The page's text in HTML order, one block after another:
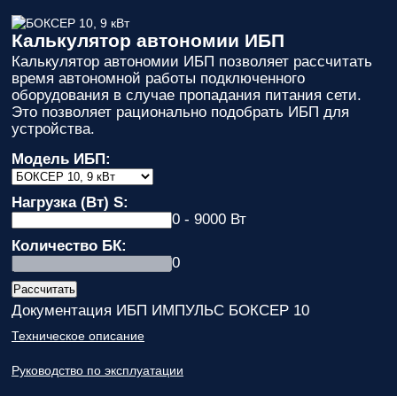
Калькулятор автономии ИБП
Калькулятор автономии ИБП позволяет рассчитать
время автономной работы подключенного
оборудования в случае пропадания питания сети.
Это позволяет рационально подобрать ИБП для
устройства.
Модель ИБП:
Нагрузка (Вт) S:
0 - 9000 Вт
Количество БК:
0
Документация ИБП ИМПУЛЬС БОКСЕР 10
Техническое описание
Руководство по эксплуатации